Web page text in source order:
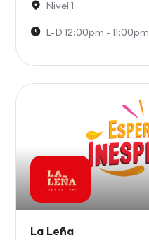
Nivel 1
L-D 12:00pm - 11:00pm
La Leña